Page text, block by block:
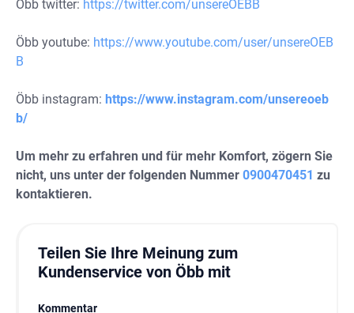
Öbb twitter: https://twitter.com/unsereOEBB
Öbb youtube: https://www.youtube.com/user/unsereOEB
B
Öbb instagram: https://www.instagram.com/unsereoeb
b/
Um mehr zu erfahren und für mehr Komfort, zögern Sie
nicht, uns unter der folgenden Nummer 0900470451 zu
kontaktieren.
Teilen Sie Ihre Meinung zum
Kundenservice von Öbb mit
Kommentar